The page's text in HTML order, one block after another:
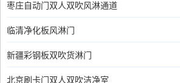
枣庄自动门双人双吹风淋通道
临清净化板风淋门
新疆彩钢板双吹货淋门
北京刷卡门双人双吹洁净室